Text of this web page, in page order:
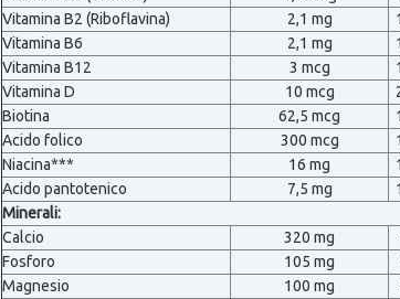
Vitamina B2 (Riboflavina)
2,1 mg
Vitamina B6
2,1 mg
Vitamina B12
3 mcg
Vitamina D
10 mcg
Biotina
62,5 mcg
Acido folico
300 mcg
Niacina***
16 mg
Acido pantotenico
7,5 mg
Minerali:
Calcio
320 mg
Fosforo
105 mg
Magnesio
100 mg